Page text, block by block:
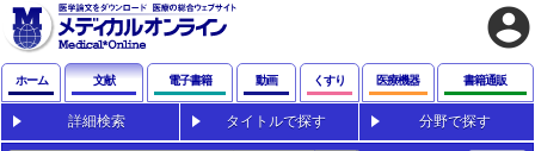
account_circle
ホーム 文献 電子書籍 動画 くすり 医療機器 書籍通販
詳細検索 タイトルで探す 分野で探す